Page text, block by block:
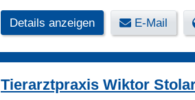
Details anzeigen E-Mail
Tierarztpraxis Wiktor